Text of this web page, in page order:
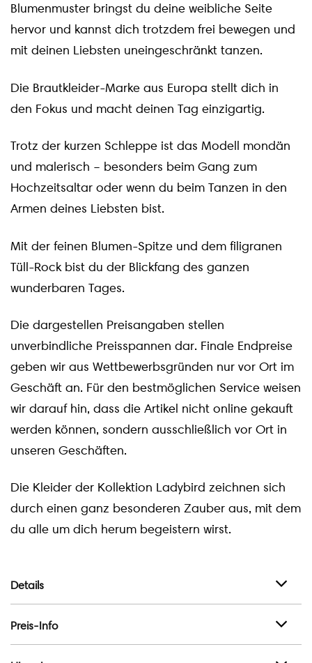
Blumenmuster bringst du deine weibliche Seite
hervor und kannst dich trotzdem frei bewegen und
mit deinen Liebsten uneingeschränkt tanzen.
Die Brautkleider-Marke aus Europa stellt dich in
den Fokus und macht deinen Tag einzigartig.
Trotz der kurzen Schleppe ist das Modell mondän
und malerisch – besonders beim Gang zum
Hochzeitsaltar oder wenn du beim Tanzen in den
Armen deines Liebsten bist.
Mit der feinen Blumen-Spitze und dem filigranen
Tüll-Rock bist du der Blickfang des ganzen
wunderbaren Tages.
Die dargestellen Preisangaben stellen
unverbindliche Preisspannen dar. Finale Endpreise
geben wir aus Wettbewerbsgründen nur vor Ort im
Geschäft an. Für den bestmöglichen Service weisen
wir darauf hin, dass die Artikel nicht online gekauft
werden können, sondern ausschließlich vor Ort in
unseren Geschäften.
Die Kleider der Kollektion Ladybird zeichnen sich
durch einen ganz besonderen Zauber aus, mit dem
du alle um dich herum begeistern wirst.
Details
Preis-Info